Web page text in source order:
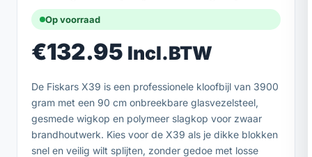
Op voorraad
€132.95 Incl.BTW
De Fiskars X39 is een professionele kloofbijl van 3900
gram met een 90 cm onbreekbare glasvezelsteel,
gesmede wigkop en polymeer slagkop voor zwaar
brandhoutwerk. Kies voor de X39 als je dikke blokken
snel en veilig wilt splijten, zonder gedoe met losse